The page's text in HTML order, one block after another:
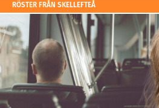
RÖSTER FRÅN SKELLEFTEÅ